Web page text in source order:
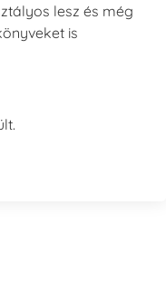
lesz és még
is